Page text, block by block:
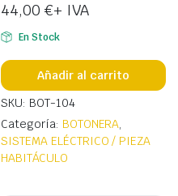
44,00 €+ IVA
En Stock
Añadir al carrito
SKU: BOT-104
Categoría: BOTONERA,
SISTEMA ELÉCTRICO / PIEZA
HABITÁCULO